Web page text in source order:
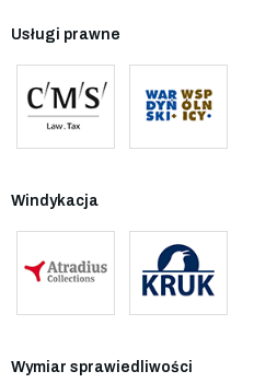
Usługi prawne
Windykacja
Wymiar sprawiedliwości